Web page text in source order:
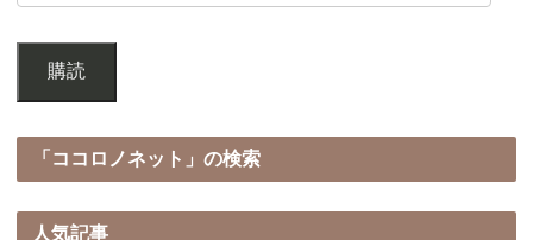
購読
「ココロノネット」の検索
人気記事